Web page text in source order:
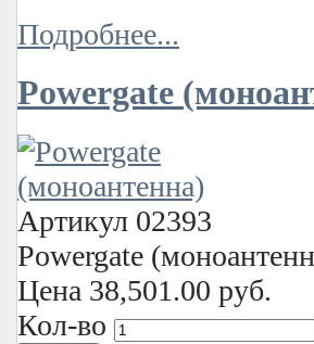
Подробнее...
Powergate
Артикул 02393
Powergate
Цена 38,501.00 руб.
Кол-во